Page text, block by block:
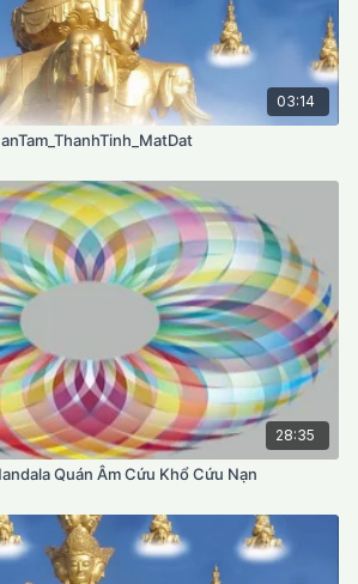
03:14
28:35
Quán Âm Cứu Khổ Cứu Nạn